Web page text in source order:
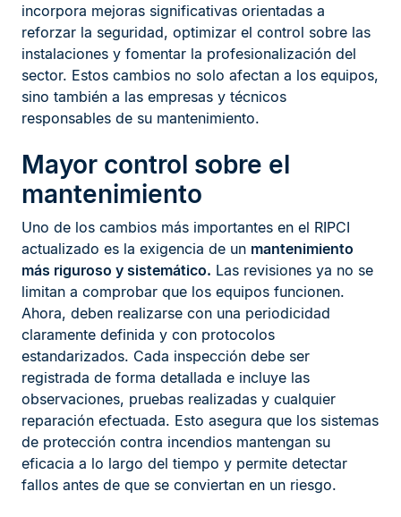
incorpora mejoras significativas orientadas a
reforzar la seguridad, optimizar el control sobre las
instalaciones y fomentar la profesionalización del
sector. Estos cambios no solo afectan a los equipos,
sino también a las empresas y técnicos
responsables de su mantenimiento.
Mayor control sobre el
mantenimiento
Uno de los cambios más importantes en el RIPCI
actualizado es la exigencia de un mantenimiento
más riguroso y sistemático. Las revisiones ya no se
limitan a comprobar que los equipos funcionen.
Ahora, deben realizarse con una periodicidad
claramente definida y con protocolos
estandarizados. Cada inspección debe ser
registrada de forma detallada e incluye las
observaciones, pruebas realizadas y cualquier
reparación efectuada. Esto asegura que los sistemas
de protección contra incendios mantengan su
eficacia a lo largo del tiempo y permite detectar
fallos antes de que se conviertan en un riesgo.